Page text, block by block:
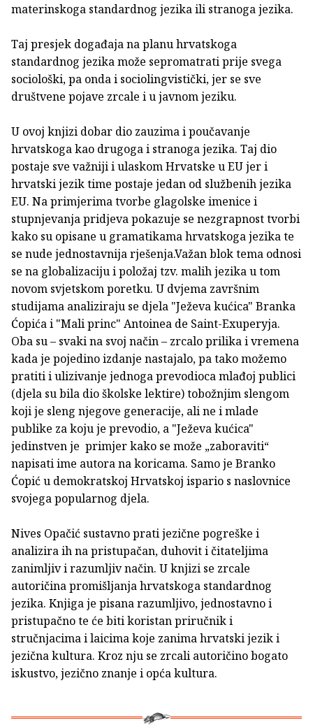
materinskoga standardnog jezika ili stranoga jezika.
Taj presjek događaja na planu hrvatskoga
standardnog jezika može sepromatrati prije svega
sociološki, pa onda i sociolingvistički, jer se sve
društvene pojave zrcale i u javnom jeziku.
U ovoj knjizi dobar dio zauzima i poučavanje
hrvatskoga kao drugoga i stranoga jezika. Taj dio
postaje sve važniji i ulaskom Hrvatske u EU jer i
hrvatski jezik time postaje jedan od službenih jezika
EU. Na primjerima tvorbe glagolske imenice i
stupnjevanja pridjeva pokazuje se nezgrapnost tvorbi
kako su opisane u gramatikama hrvatskoga jezika te
se nude jednostavnija rješenja.Važan blok tema odnosi
se na globalizaciju i položaj tzv. malih jezika u tom
novom svjetskom poretku. U dvjema završnim
studijama analiziraju se djela "Ježeva kućica" Branka
Ćopića i "Mali princ" Antoinea de Saint-Exuperyja.
Oba su – svaki na svoj način – zrcalo prilika i vremena
kada je pojedino izdanje nastajalo, pa tako možemo
pratiti i ulizivanje jednoga prevodioca mlađoj publici
(djela su bila dio školske lektire) tobožnjim slengom
koji je sleng njegove generacije, ali ne i mlade
publike za koju je prevodio, a "Ježeva kućica"
jedinstven je primjer kako se može „zaboraviti“
napisati ime autora na koricama. Samo je Branko
Ćopić u demokratskoj Hrvatskoj ispario s naslovnice
svojega popularnog djela.
Nives Opačić sustavno prati jezične pogreške i
analizira ih na pristupačan, duhovit i čitateljima
zanimljiv i razumljiv način. U knjizi se zrcale
autoričina promišljanja hrvatskoga standardnog
jezika. Knjiga je pisana razumljivo, jednostavno i
pristupačno te će biti koristan priručnik i
stručnjacima i laicima koje zanima hrvatski jezik i
jezična kultura. Kroz nju se zrcali autoričino bogato
iskustvo, jezično znanje i opća kultura.